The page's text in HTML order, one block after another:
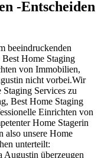
-Entscheiden
beeindruckenden
Home Staging
von Immobilien,
nicht vorbei.Wir
Services zu
Best Home Staging
Einrichten von
Home Stagerin
also unsere Home
unterteilt:
überzeugen